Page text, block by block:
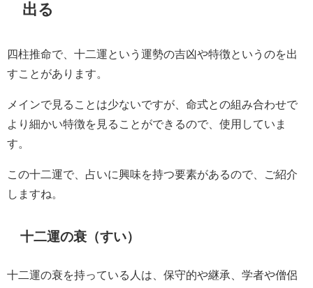
出る
四柱推命で、十二運という運勢の吉凶や特徴というのを出
すことがあります。
メインで見ることは少ないですが、命式との組み合わせで
より細かい特徴を見ることができるので、使用していま
す。
この十二運で、占いに興味を持つ要素があるので、ご紹介
しますね。
十二運の衰（すい）
十二運の衰を持っている人は、保守的や継承、学者や僧侶